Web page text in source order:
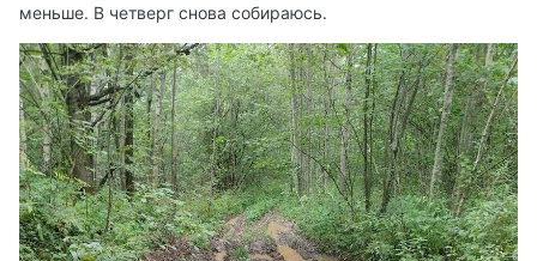
меньше. В четверг снова собираюсь.